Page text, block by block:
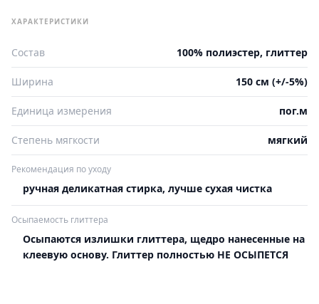
ХАРАКТЕРИСТИКИ
Состав 100% полиэстер, глиттер
Ширина 150 см (+/-5%)
Единица измерения пог.м
Степень мягкости мягкий
Рекомендация по уходу
ручная деликатная стирка, лучше сухая чистка
Осыпаемость глиттера
Осыпаются излишки глиттера, щедро нанесенные на
клеевую основу. Глиттер полностью НЕ ОСЫПЕТСЯ